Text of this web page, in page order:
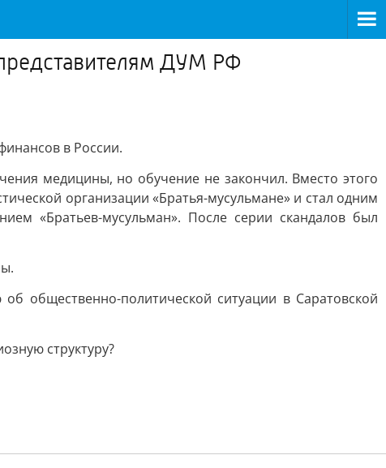
ДУМ РФ
в России.
медицины, но обучение не закончил. Вместо этого
организации «Братья-мусульмане» и стал одним
«Братьев-мусульман». После серии скандалов был
общественно-политической ситуации в Саратовской
структуру?